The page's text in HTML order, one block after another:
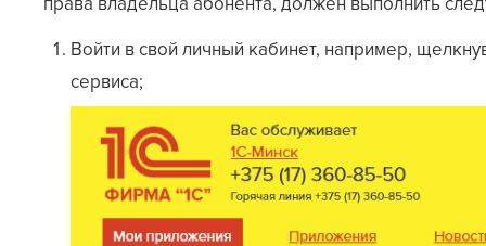
Войти в свой личный кабинет, например,
сервиса;